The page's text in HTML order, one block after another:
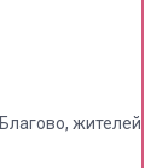
жителей